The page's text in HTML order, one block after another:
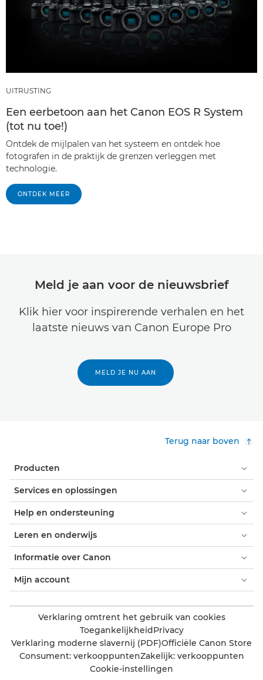
UITRUSTING
Een eerbetoon aan het Canon EOS R System
(tot nu toe!)
Ontdek de mijlpalen van het systeem en ontdek hoe
fotografen in de praktijk de grenzen verleggen met
technologie.
ONTDEK MEER
Meld je aan voor de nieuwsbrief
Klik hier voor inspirerende verhalen en het
laatste nieuws van Canon Europe Pro
MELD JE NU AAN
Terug naar boven
Producten
Services en oplossingen
Help en ondersteuning
Leren en onderwijs
Informatie over Canon
Mijn account
Verklaring omtrent het gebruik van cookies
ToegankelijkheidPrivacy
Verklaring moderne slavernij (PDF)Officiële Canon Store
Consument: verkooppuntenZakelijk: verkooppunten
Cookie-instellingen